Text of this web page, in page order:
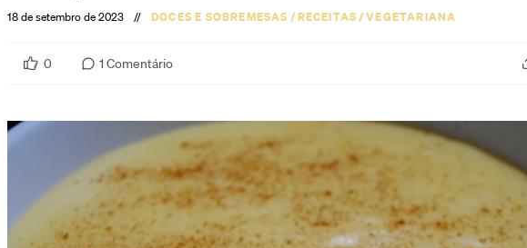
18 de setembro de 2023 // DOCES E SOBREMESAS /RECEITAS/VEGETARIANA
0 1 Comentário